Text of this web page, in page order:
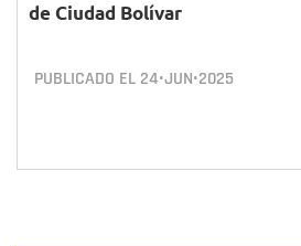
de Ciudad Bolívar
PUBLICADO EL 24•JUN•2025